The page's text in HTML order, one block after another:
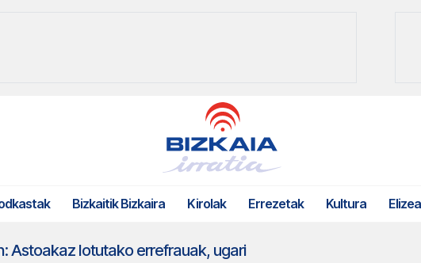
Bizkaitik Bizkaira Kirolak Errezetak Kultura Elizea
Astoakaz lotutako errefrauak, ugari